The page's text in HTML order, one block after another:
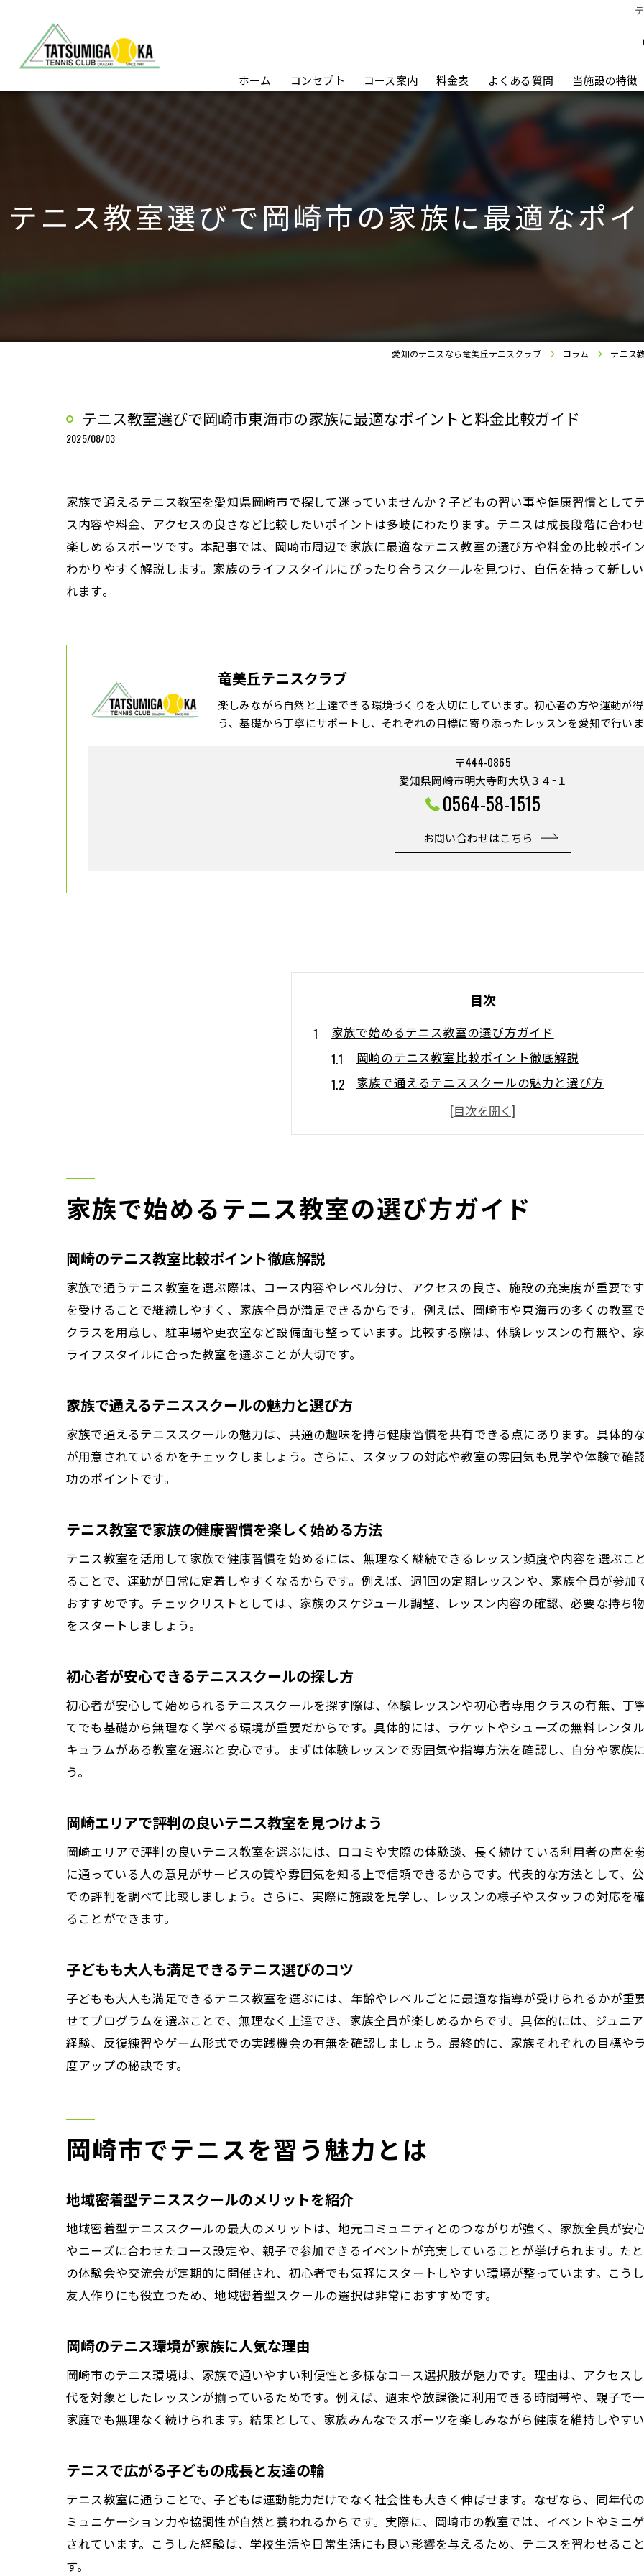
ホーム コンセプト コース案内 料金表 よくある質問 当施設の特徴
ジュニア
レッスン
初心者
テニス教室選びで岡崎市の家族に最適なポ
愛知のテニスなら竜美丘テニスクラブ コラム テニス
テニス教室選びで岡崎市東海市の家族に最適なポイントと料金比較ガイド
2025/08/03
家族で通えるテニス教室を愛知県岡崎市で探して迷っていませんか？子どもの習い事や健康習慣として
ス内容や料金、アクセスの良さなど比較したいポイントは多岐にわたります。テニスは成長段階に合わ
楽しめるスポーツです。本記事では、岡崎市周辺で家族に最適なテニス教室の選び方や料金の比較ポイ
わかりやすく解説します。家族のライフスタイルにぴったり合うスクールを見つけ、自信を持って新し
れます。
竜美丘テニスクラブ
楽しみながら自然と上達できる環境づくりを大切にしています。初心者の方や運動が
う、基礎から丁寧にサポートし、それぞれの目標に寄り添ったレッスンを愛知で行いま
〒444-0865
愛知県岡崎市明大寺町大圦３４−１
0564-58-1515
お問い合わせはこちら
目次
家族で始めるテニス教室の選び方ガイド
岡崎のテニス教室比較ポイント徹底解説
家族で通えるテニススクールの魅力と選び方
テニス教室で家族の健康習慣を楽しく始める方法
初心者が安心できるテニススクールの探し方
岡崎市でテニスを習う魅力とは
テニスで広がる子どもの成長と友達の輪
東海市のテニスサークル活動と初心者の安心感
愛知で強いテニススクールに通う魅力を徹底解説
アクセスや振替制度が便利なテニススクールの選び
家族のスケジュールに合うレッスン頻度の考え方
愛知県で有名なジュニア向けテニス教室の特徴
料金やコースを比較したい方へのテニス教室情報
テニススクールの料金相場と割引制度の見極め方
月額費用や入会金を比較する時のポイント
テニススクール料金を賢く抑えるコツと注意点
子どもの年齢に合わせたテニスレッスンの始め方
子どもは何歳からテニスを始めると良いか解説
ジュニア向けテニス教室で伸びる成長ポイント
テニスで身につく子どもの集中力と運動能力
岡崎や東海市のジュニアテニスの特徴を紹介
季節や天候に合わせたテニスウェアの工夫
子どもの安全を守るテニス用品の選び方
動きやすさ重視のテニスシューズ選びのポイント
家族が通いやすいテニススクールのリアルな声
実際の体験談から見るテニス教室の魅力
テニス教室選びで口コミを活用する方法
家族のライフスタイルに合うテニス習慣を始めよう
家族全員で楽しめるテニスの始め方とコツ
大人と子どもが共に通えるテニススクール活用術
テニスで家族の健康と絆を深めるメリット
テニス教室で新しい家族の趣味を見つけよう
家族で始めるテニス教室の選び方ガイド
岡崎のテニス教室比較ポイント徹底解説
家族で通うテニス教室を選ぶ際は、コース内容やレベル分け、アクセスの良さ、施設の充実度が重要で
を受けることで継続しやすく、家族全員が満足できるからです。例えば、岡崎市や東海市の多くの教室
クラスを用意し、駐車場や更衣室など設備面も整っています。比較する際は、体験レッスンの有無や、
ライフスタイルに合った教室を選ぶことが大切です。
家族で通えるテニススクールの魅力と選び方
家族で通えるテニススクールの魅力は、共通の趣味を持ち健康習慣を共有できる点にあります。具体的
が用意されているかをチェックしましょう。さらに、スタッフの対応や教室の雰囲気も見学や体験で確
功のポイントです。
テニス教室で家族の健康習慣を楽しく始める方法
テニス教室を活用して家族で健康習慣を始めるには、無理なく継続できるレッスン頻度や内容を選ぶこ
ることで、運動が日常に定着しやすくなるからです。例えば、週1回の定期レッスンや、家族全員が参
おすすめです。チェックリストとしては、家族のスケジュール調整、レッスン内容の確認、必要な持ち
をスタートしましょう。
初心者が安心できるテニススクールの探し方
初心者が安心して始められるテニススクールを探す際は、体験レッスンや初心者専用クラスの有無、丁
てでも基礎から無理なく学べる環境が重要だからです。具体的には、ラケットやシューズの無料レンタ
キュラムがある教室を選ぶと安心です。まずは体験レッスンで雰囲気や指導方法を確認し、自分や家族
う。
岡崎エリアで評判の良いテニス教室を見つけよう
岡崎エリアで評判の良いテニス教室を選ぶには、口コミや実際の体験談、長く続けている利用者の声を
に通っている人の意見がサービスの質や雰囲気を知る上で信頼できるからです。代表的な方法として、
での評判を調べて比較しましょう。さらに、実際に施設を見学し、レッスンの様子やスタッフの対応を
ることができます。
子どもも大人も満足できるテニス選びのコツ
子どもも大人も満足できるテニス教室を選ぶには、年齢やレベルごとに最適な指導が受けられるかが重
せてプログラムを選ぶことで、無理なく上達でき、家族全員が楽しめるからです。具体的には、ジュニ
経験、反復練習やゲーム形式での実践機会の有無を確認しましょう。最終的に、家族それぞれの目標や
度アップの秘訣です。
岡崎市でテニスを習う魅力とは
地域密着型テニススクールのメリットを紹介
地域密着型テニススクールの最大のメリットは、地元コミュニティとのつながりが強く、家族全員が安
やニーズに合わせたコース設定や、親子で参加できるイベントが充実していることが挙げられます。た
の体験会や交流会が定期的に開催され、初心者でも気軽にスタートしやすい環境が整っています。こう
友人作りにも役立つため、地域密着型スクールの選択は非常におすすめです。
岡崎のテニス環境が家族に人気な理由
岡崎市のテニス環境は、家族で通いやすい利便性と多様なコース選択肢が魅力です。理由は、アクセス
代を対象としたレッスンが揃っているためです。例えば、週末や放課後に利用できる時間帯や、親子で
家庭でも無理なく続けられます。結果として、家族みんなでスポーツを楽しみながら健康を維持しやす
テニスで広がる子どもの成長と友達の輪
テニス教室に通うことで、子どもは運動能力だけでなく社会性も大きく伸ばせます。なぜなら、同年代
ミュニケーション力や協調性が自然と養われるからです。実際に、岡崎市の教室では、イベントやミニ
されています。こうした経験は、学校生活や日常生活にも良い影響を与えるため、テニスを習わせるこ
す。